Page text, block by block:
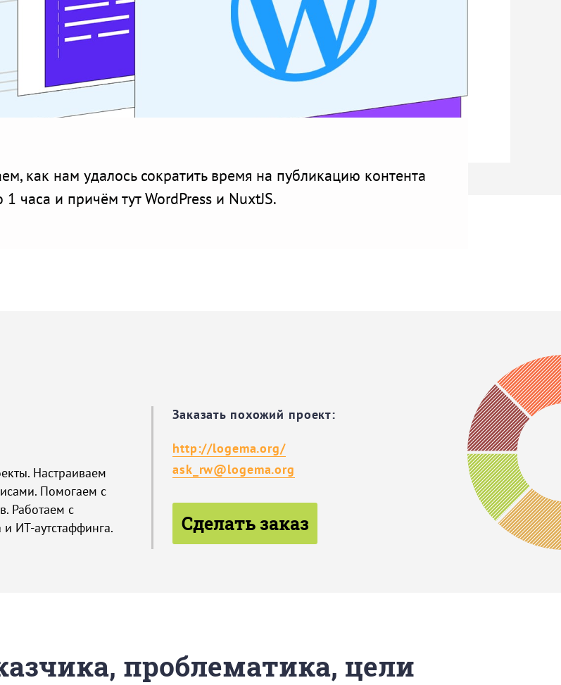
как нам удалось сократить время на публикацию контента
1 часа и причём тут WordPress и NuxtJS.
Настраиваем
Помогаем с
Работаем с
ИТ-аутстаффинга.
Заказать похожий проект:
http://logema.org/
ask_rw@logema.org
Сделать заказ
проблематика, цели